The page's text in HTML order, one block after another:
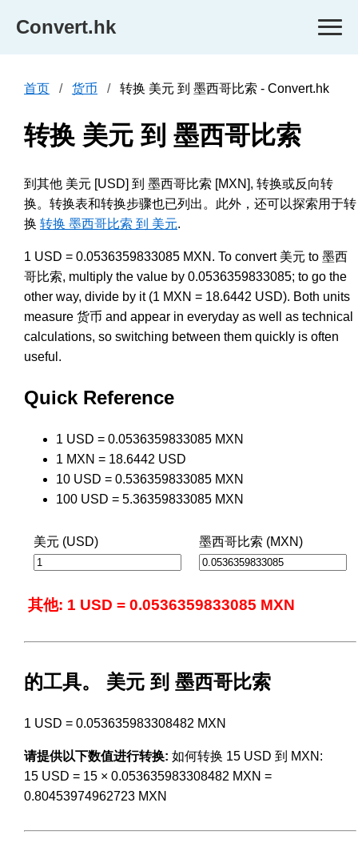
Convert.hk
首页 货币 转换 美元 到 墨西哥比索 - Convert.hk
转换 美元 到 墨西哥比索
到其他 美元 [USD] 到 墨西哥比索 [MXN], 转换或反向转
换。转换表和转换步骤也已列出。此外，还可以探索用于转
换 转换 墨西哥比索 到 美元.
1 USD = 0.0536359833085 MXN. To convert 美元 to 墨西
哥比索, multiply the value by 0.0536359833085; to go the
other way, divide by it (1 MXN = 18.6442 USD). Both units
measure 货币 and appear in everyday as well as technical
calculations, so switching between them quickly is often
useful.
Quick Reference
1 USD = 0.0536359833085 MXN
1 MXN = 18.6442 USD
10 USD = 0.536359833085 MXN
100 USD = 5.36359833085 MXN
美元 (USD) 墨西哥比索 (MXN)
其他: 1 USD = 0.0536359833085 MXN
的工具。 美元 到 墨西哥比索
1 USD = 0.053635983308482 MXN
请提供以下数值进行转换: 如何转换 15 USD 到 MXN:
15 USD = 15 × 0.053635983308482 MXN =
0.80453974962723 MXN